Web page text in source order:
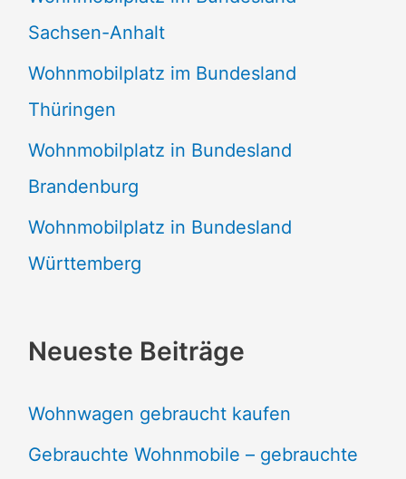
Sachsen-Anhalt
Wohnmobilplatz im Bundesland
Thüringen
Wohnmobilplatz in Bundesland
Brandenburg
Wohnmobilplatz in Bundesland
Württemberg
Neueste Beiträge
Wohnwagen gebraucht kaufen
Gebrauchte Wohnmobile – gebrauchte